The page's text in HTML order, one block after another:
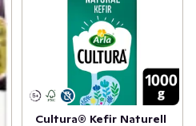
Cultura® Kefir Naturell